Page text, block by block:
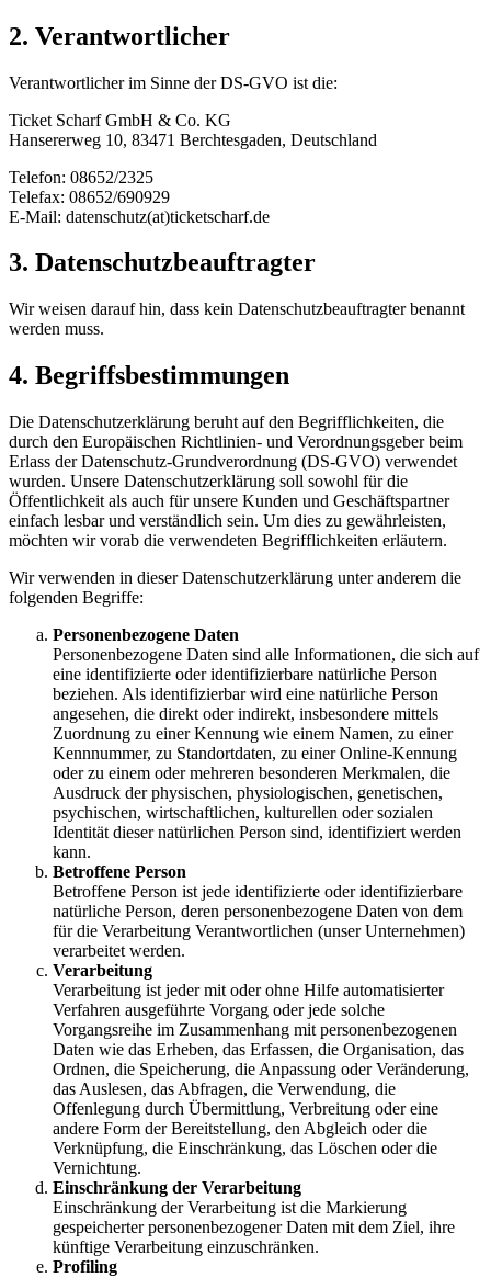
2. Verantwortlicher
Verantwortlicher im Sinne der DS-GVO ist die:
Ticket Scharf GmbH & Co. KG
Hansererweg 10, 83471 Berchtesgaden, Deutschland
Telefon: 08652/2325
Telefax: 08652/690929
E-Mail: datenschutz(at)ticketscharf.de
3. Datenschutzbeauftragter
Wir weisen darauf hin, dass kein Datenschutzbeauftragter benannt
werden muss.
4. Begriffsbestimmungen
Die Datenschutzerklärung beruht auf den Begrifflichkeiten, die
durch den Europäischen Richtlinien- und Verordnungsgeber beim
Erlass der Datenschutz-Grundverordnung (DS-GVO) verwendet
wurden. Unsere Datenschutzerklärung soll sowohl für die
Öffentlichkeit als auch für unsere Kunden und Geschäftspartner
einfach lesbar und verständlich sein. Um dies zu gewährleisten,
möchten wir vorab die verwendeten Begrifflichkeiten erläutern.
Wir verwenden in dieser Datenschutzerklärung unter anderem die
folgenden Begriffe:
Personenbezogene Daten
Personenbezogene Daten sind alle Informationen, die sich auf
eine identifizierte oder identifizierbare natürliche Person
beziehen. Als identifizierbar wird eine natürliche Person
angesehen, die direkt oder indirekt, insbesondere mittels
Zuordnung zu einer Kennung wie einem Namen, zu einer
Kennnummer, zu Standortdaten, zu einer Online-Kennung
oder zu einem oder mehreren besonderen Merkmalen, die
Ausdruck der physischen, physiologischen, genetischen,
psychischen, wirtschaftlichen, kulturellen oder sozialen
Identität dieser natürlichen Person sind, identifiziert werden
kann.
Betroffene Person
Betroffene Person ist jede identifizierte oder identifizierbare
natürliche Person, deren personenbezogene Daten von dem
für die Verarbeitung Verantwortlichen (unser Unternehmen)
verarbeitet werden.
Verarbeitung
Verarbeitung ist jeder mit oder ohne Hilfe automatisierter
Verfahren ausgeführte Vorgang oder jede solche
Vorgangsreihe im Zusammenhang mit personenbezogenen
Daten wie das Erheben, das Erfassen, die Organisation, das
Ordnen, die Speicherung, die Anpassung oder Veränderung,
das Auslesen, das Abfragen, die Verwendung, die
Offenlegung durch Übermittlung, Verbreitung oder eine
andere Form der Bereitstellung, den Abgleich oder die
Verknüpfung, die Einschränkung, das Löschen oder die
Vernichtung.
Einschränkung der Verarbeitung
Einschränkung der Verarbeitung ist die Markierung
gespeicherter personenbezogener Daten mit dem Ziel, ihre
künftige Verarbeitung einzuschränken.
Profiling